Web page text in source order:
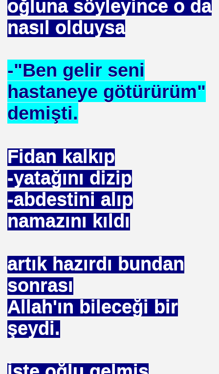
oğluna söyleyince o da
nasıl olduysa
-"Ben gelir seni
hastaneye götürürüm"
demişti.
Fidan kalkıp
-yatağını dizip
-abdestini alıp
namazını kıldı
artık hazırdı bundan
sonrası
Allah'ın bileceği bir
şeydi.
YAPAR
YÖNETENLER
UNUT
EV HANIMIMI
DEĞİL
SIĞINIRIM
Başak ERSEN